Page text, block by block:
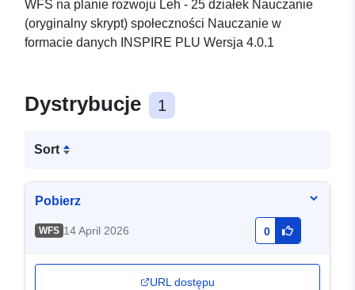
WFS na planie rozwoju Leh - 25 działek Nauczanie
(oryginalny skrypt) społeczności Nauczanie w
formacie danych INSPIRE PLU Wersja 4.0.1
Dystrybucje 1
Sort
Pobierz
WFS 14 April 2026 0
URL dostępu